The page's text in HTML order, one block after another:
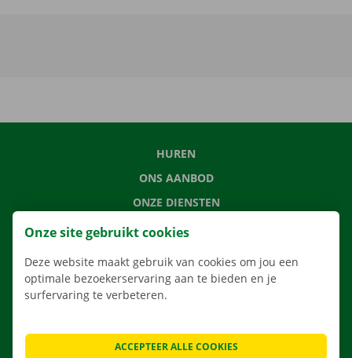
HUREN
ONS AANBOD
ONZE DIENSTEN
LOCATIES
VERHUISOPLOSSINGEN
CONTACTEER ONS
Onze site gebruikt cookies
Deze website maakt gebruik van cookies om jou een
optimale bezoekerservaring aan te bieden en je
surfervaring te verbeteren.
ACCEPTEER ALLE COOKIES